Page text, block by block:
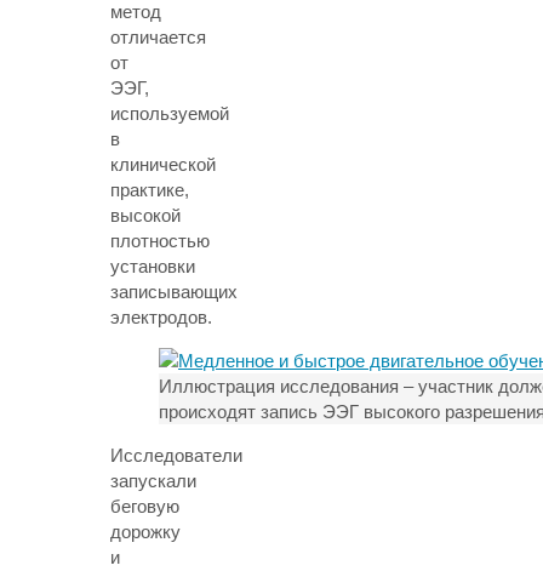
метод
отличается
от
ЭЭГ,
используемой
в
клинической
практике,
высокой
плотностью
установки
записывающих
электродов.
Иллюстрация исследования – участник
происходят запись ЭЭГ высокого
Исследователи
запускали
беговую
дорожку
и